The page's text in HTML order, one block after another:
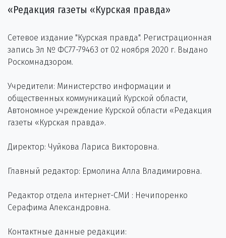
«Редакция газеты «Курская правда»
Сетевое издание "Курская правда". Регистрационная
запись Эл № ФС77-79463 от 02 ноября 2020 г. Выдано
Роскомнадзором.
Учредители: Министерство информации и
общественных коммуникаций Курской области,
Автономное учреждение Курской области «Редакция
газеты «Курская правда».
Директор: Чуйкова Лариса Викторовна.
Главный редактор: Ермолина Алла Владимировна.
Редактор отдела интернет-СМИ : Нечипоренко
Серафима Александровна.
Контактные данные редакции: